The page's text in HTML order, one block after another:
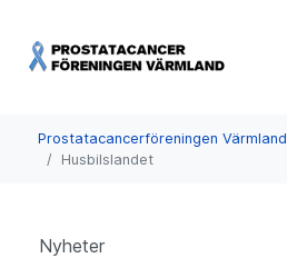
Prostatacancerföreningen Värmland
Husbilslandet
Nyheter